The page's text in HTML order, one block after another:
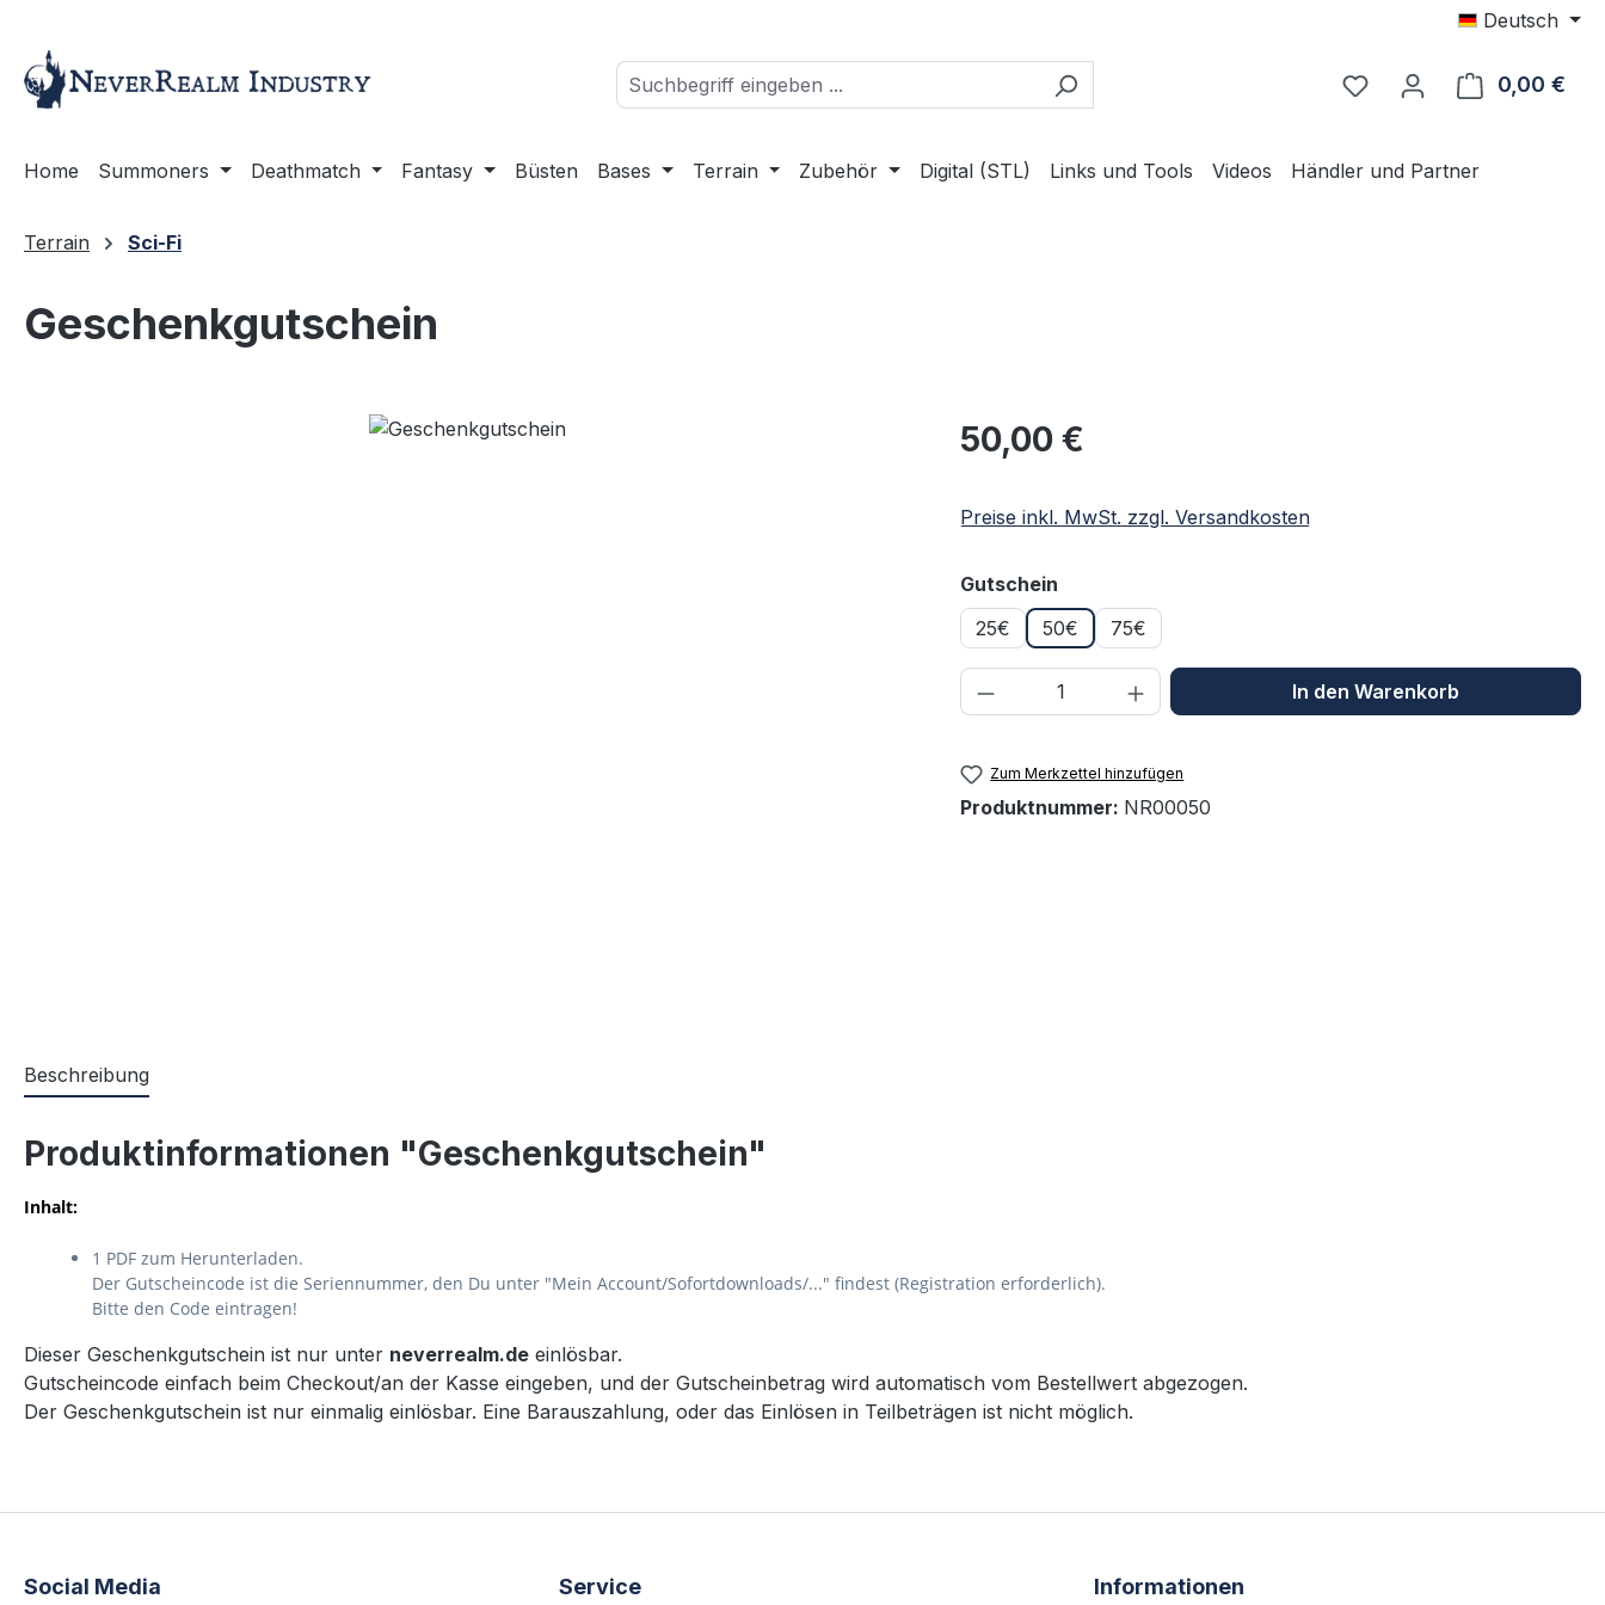
Deutsch
0,00 €
Home Summoners Deathmatch Fantasy Büsten Bases Terrain Zubehör Digital (STL) Links und Tools Videos Händler und Partner
Terrain Sci-Fi
Geschenkgutschein
Regulärer Preis:
50,00 €
Preise inkl. MwSt. zzgl. Versandkosten
Gutschein
25€
50€ 75€
Produkt Anzahl: Gib den gewünschten Wert
In den Warenkorb
Zum Merkzettel hinzufügen
Produktnummer: NR00050
Beschreibung
Produktinformationen "Geschenkgutschein"
Inhalt:
1 PDF zum Herunterladen.
Der Gutscheincode ist die Seriennummer, den Du unter "Mein Account/Sofortdownloads/..." findest (Registration erforderlich).
Bitte den Code eintragen!
Dieser Geschenkgutschein ist nur unter neverrealm.de einlösbar.
Gutscheincode einfach beim Checkout/an der Kasse eingeben, und der Gutscheinbetrag wird automatisch vom Bestellwert abgezogen.
Der Geschenkgutschein ist nur einmalig einlösbar. Eine Barauszahlung, oder das Einlösen in Teilbeträgen ist nicht möglich.
Social Media Service Informationen